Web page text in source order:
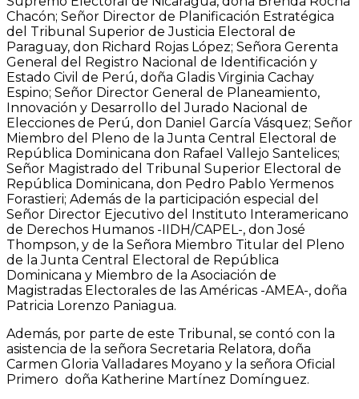
Chacón; Señor Director de Planificación Estratégica
del Tribunal Superior de Justicia Electoral de
Paraguay, don Richard Rojas López; Señora Gerenta
General del Registro Nacional de Identificación y
Estado Civil de Perú, doña Gladis Virginia Cachay
Espino; Señor Director General de Planeamiento,
Innovación y Desarrollo del Jurado Nacional de
Elecciones de Perú, don Daniel García Vásquez; Señor
Miembro del Pleno de la Junta Central Electoral de
República Dominicana don Rafael Vallejo Santelices;
Señor Magistrado del Tribunal Superior Electoral de
República Dominicana, don Pedro Pablo Yermenos
Forastieri; Además de la participación especial del
Señor Director Ejecutivo del Instituto Interamericano
de Derechos Humanos -IIDH/CAPEL-, don José
Thompson, y de la Señora Miembro Titular del Pleno
de la Junta Central Electoral de República
Dominicana y Miembro de la Asociación de
Magistradas Electorales de las Américas -AMEA-, doña
Patricia Lorenzo Paniagua.
Además, por parte de este Tribunal, se contó con la
asistencia de la señora Secretaria Relatora, doña
Carmen Gloria Valladares Moyano y la señora Oficial
Primero doña Katherine Martínez Domínguez.